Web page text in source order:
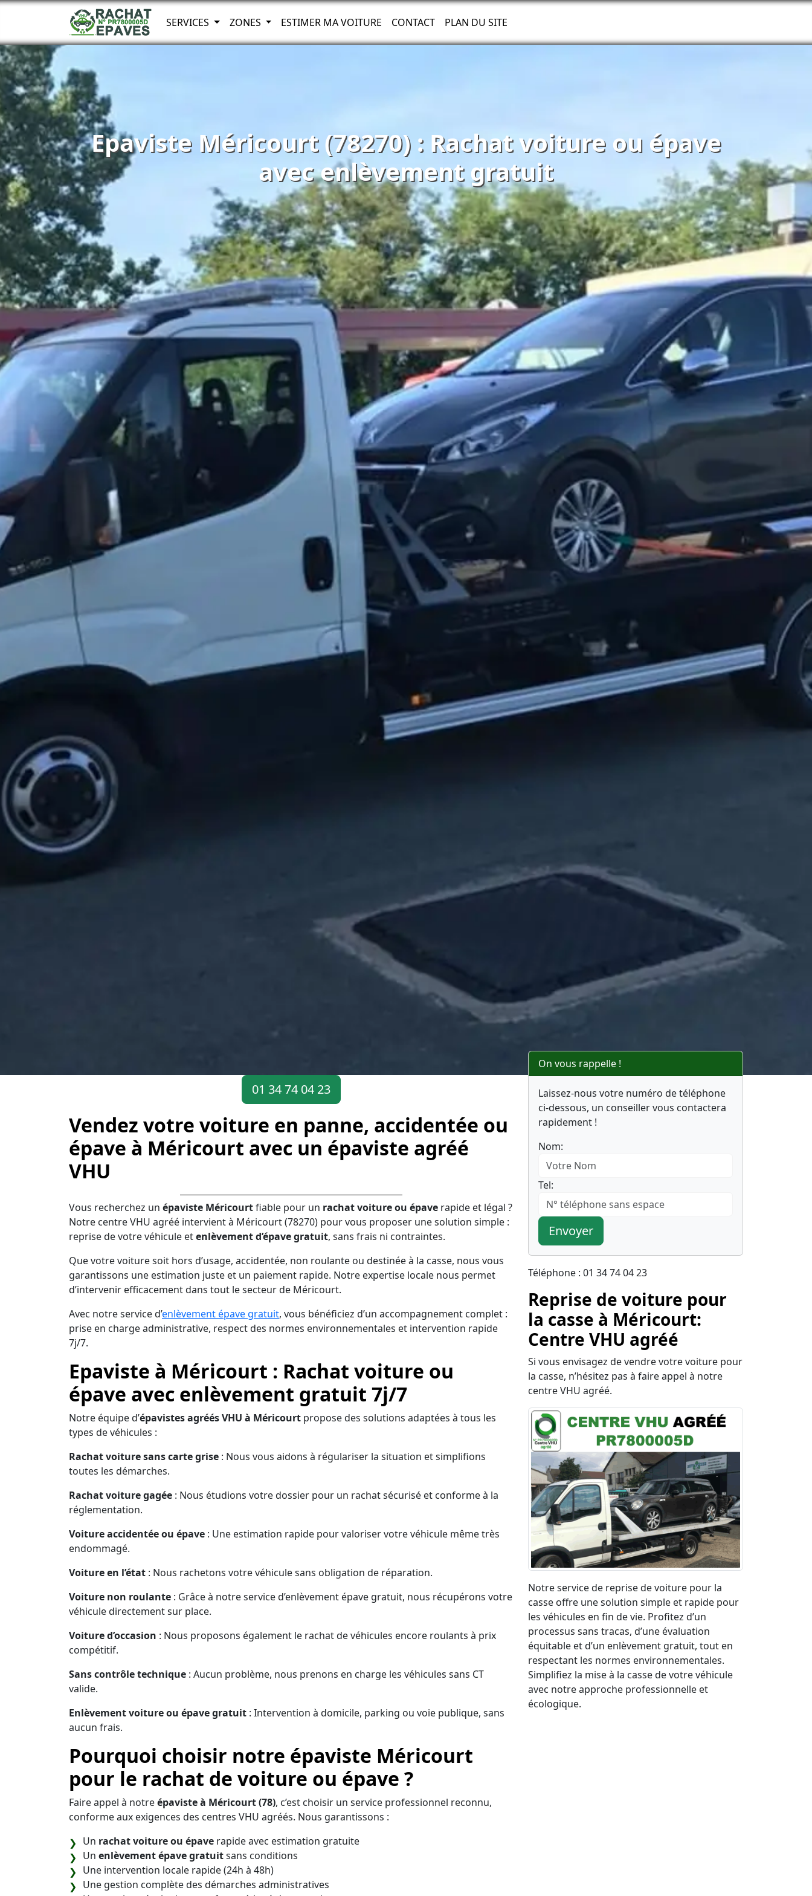
SERVICES ZONES ESTIMER MA VOITURE CONTACT PLAN DU SITE
Epaviste Méricourt (78270) : Rachat voiture ou épave
avec enlèvement gratuit
01 34 74 04 23
Vendez votre voiture en panne, accidentée ou
épave à Méricourt avec un épaviste agréé
VHU
Vous recherchez un épaviste Méricourtfiable pour un rachat voiture ou épave rapide et légal ?
Notre centre VHU agréé intervient à Méricourt (78270) pour vous proposer une solution simple :
reprise de votre véhicule etenlèvement d’épave gratuit, sans frais ni contraintes.
Que votre voiture soit hors d’usage, accidentée, non roulante ou destinée à la casse, nous vous
garantissons une estimation juste et un paiement rapide. Notre expertise locale nous permet
d’intervenir efficacement dans tout le secteur de Méricourt.
Avec notre service d’enlèvement épave gratuit, vous bénéficiez d’un accompagnement complet :
prise en charge administrative, respect des normes environnementales et intervention rapide
7j/7.
Epaviste à Méricourt : Rachat voiture ou
épave avec enlèvement gratuit 7j/7
Notre équipe d’épavistes agréés VHU à Méricourt propose des solutions adaptées à tous les
types de véhicules :
Rachat voiture sans carte grise : Nous vous aidons à régulariser la situation et simplifions
toutes les démarches.
Rachat voiture gagée : Nous étudions votre dossier pour un rachat sécurisé et conforme à la
réglementation.
Voiture accidentée ou épave : Une estimation rapide pour valoriser votre véhicule même très
endommagé.
Voiture en l’état : Nous rachetons votre véhicule sans obligation de réparation.
Voiture non roulante : Grâce à notre service d’enlèvement épave gratuit, nous récupérons votre
véhicule directement sur place.
Voiture d’occasion : Nous proposons également le rachat de véhicules encore roulants à prix
compétitif.
Sans contrôle technique : Aucun problème, nous prenons en charge les véhicules sans CT
valide.
Enlèvement voiture ou épave gratuit : Intervention à domicile, parking ou voie publique, sans
aucun frais.
Pourquoi choisir notre épaviste Méricourt
pour le rachat de voiture ou épave ?
Faire appel à notreépaviste à Méricourt (78), c’est choisir un service professionnel reconnu,
conforme aux exigences des centres VHU agréés. Nous garantissons :
Un rachat voiture ou épave rapide avec estimation gratuite
Un enlèvement épave gratuitsans conditions
Une intervention locale rapide (24h à 48h)
Une gestion complète des démarches administratives
On vous rappelle !
Laissez-nous votre numéro de téléphone
ci-dessous, un conseiller vous contactera
rapidement !
Nom:
Tel:
Envoyer
Téléphone : 01 34 74 04 23
Reprise de voiture pour
la casse à Méricourt:
Centre VHU agréé
Si vous envisagez de vendre votre voiture pour
la casse, n’hésitez pas à faire appel à notre
centre VHU agréé.
Notre service de reprise de voiture pour la
casse offre une solution simple et rapide pour
les véhicules en fin de vie. Profitez d’un
processus sans tracas, d’une évaluation
équitable et d’un enlèvement gratuit, tout en
respectant les normes environnementales.
Simplifiez la mise à la casse de votre véhicule
avec notre approche professionnelle et
écologique.